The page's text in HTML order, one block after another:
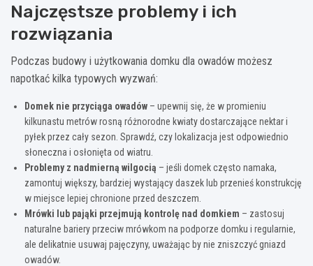
Najczęstsze problemy i ich
rozwiązania
Podczas budowy i użytkowania domku dla owadów możesz
napotkać kilka typowych wyzwań:
Domek nie przyciąga owadów – upewnij się, że w promieniu
kilkunastu metrów rosną różnorodne kwiaty dostarczające nektar i
pyłek przez cały sezon. Sprawdź, czy lokalizacja jest odpowiednio
słoneczna i osłonięta od wiatru.
Problemy z nadmierną wilgocią – jeśli domek często namaka,
zamontuj większy, bardziej wystający daszek lub przenieś konstrukcję
w miejsce lepiej chronione przed deszczem.
Mrówki lub pająki przejmują kontrolę nad domkiem – zastosuj
naturalne bariery przeciw mrówkom na podporze domku i regularnie,
ale delikatnie usuwaj pajęczyny, uważając by nie zniszczyć gniazd
owadów.